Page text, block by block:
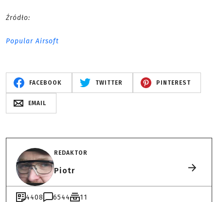
Źródło:
Popular Airsoft
FACEBOOK TWITTER PINTEREST
EMAIL
REDAKTOR
Piotr
4408 6544 11